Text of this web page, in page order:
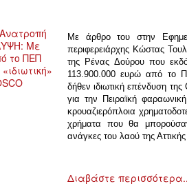
Με άρθρο του στην
περιφερειάρχης Κώστας
της Ρένας Δούρου που
113.900.000 ευρώ από το
δήθεν ιδιωτική επένδυση
για την Πειραϊκή
κρουαζιερόπλοια
χρήματα που θα
ανάγκες του λαού της
Διαβάστε